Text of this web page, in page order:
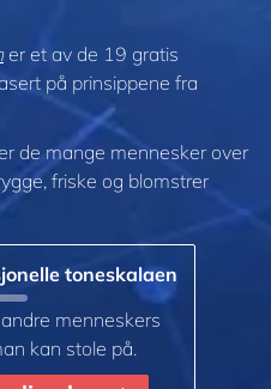
er et av de 19 gratis
på prinsippene fra
de mange mennesker over
friske og blomstrer
toneskalaen
menneskers
kan stole på.